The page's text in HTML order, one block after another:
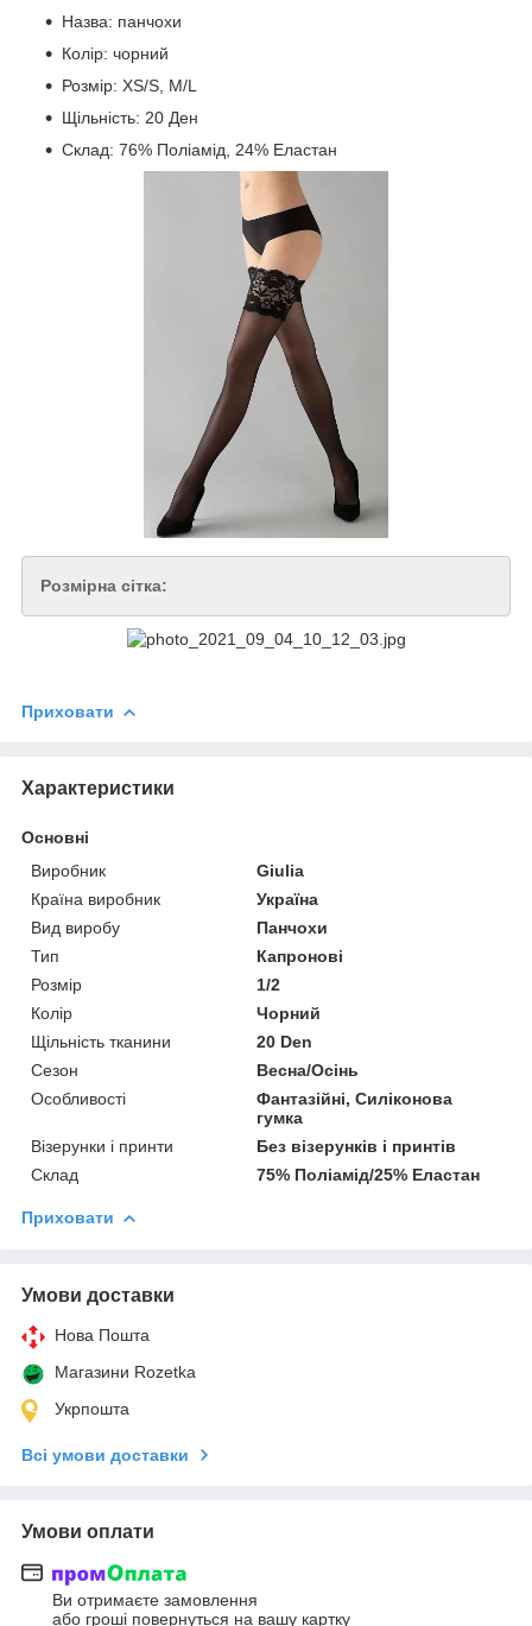
Назва: панчохи
Колір: чорний
Розмір: XS/S, M/L
Щільність: 20 Ден
Склад: 76% Поліамід, 24% Еластан
Розмірна сітка:
Приховати
Характеристики
Основні
Виробник
Giulia
Країна виробник
Україна
Вид виробу
Панчохи
Тип
Капронові
Розмір
1/2
Колір
Чорний
Щільність тканини
20 Den
Сезон
Весна/Осінь
Особливості
Фантазійні, Силіконова
гумка
Візерунки і принти
Без візерунків і принтів
Склад
75% Поліамід/25% Еластан
Приховати
Умови доставки
Нова Пошта
Магазини Rozetka
Укрпошта
Всі умови доставки
Умови оплати
Ви отримаєте замовлення
або гроші повернуться на вашу картку